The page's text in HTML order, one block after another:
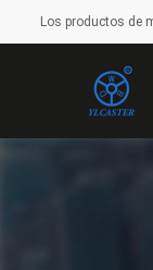
Los productos de